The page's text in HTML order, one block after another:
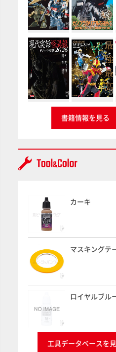
書籍情報を見る
カーキ
マスキングテ
ロイヤルブル
工具データベースを